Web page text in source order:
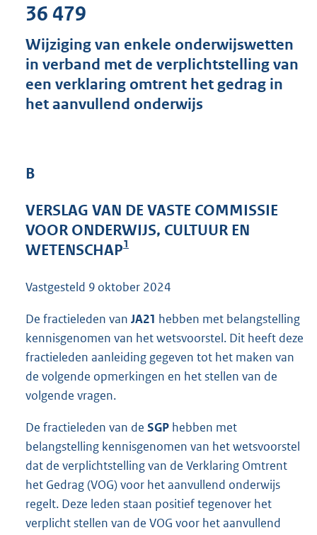
s
g
o
o
K
b
36 479
Wijziging van enkele onderwijswetten
in verband met de verplichtstelling van
een verklaring omtrent het gedrag in
het aanvullend onderwijs
B
VERSLAG VAN DE VASTE COMMISSIE
VOOR ONDERWIJS, CULTUUR EN
WETENSCHAP1
Vastgesteld 9 oktober 2024
De fractieleden van JA21 hebben met belangstelling
kennisgenomen van het wetsvoorstel. Dit heeft deze
fractieleden aanleiding gegeven tot het maken van
de volgende opmerkingen en het stellen van de
volgende vragen.
De fractieleden van de SGP hebben met
belangstelling kennisgenomen van het wetsvoorstel
dat de verplichtstelling van de Verklaring Omtrent
het Gedrag (VOG) voor het aanvullend onderwijs
regelt. Deze leden staan positief tegenover het
verplicht stellen van de VOG voor het aanvullend